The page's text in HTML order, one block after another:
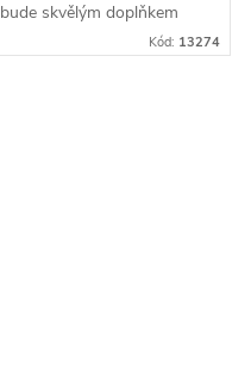
bude skvělým doplňkem
Kód: 13274